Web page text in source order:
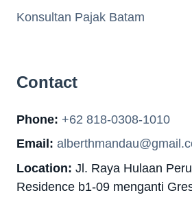
Konsultan Pajak Batam
Contact
Phone: +62 818-0308-1010
Email:
Location: Jl. Raya Hulaan
Residence b1-09 menganti